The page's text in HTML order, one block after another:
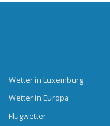
Wetter in Luxemburg
Wetter in Europa
Flugwetter